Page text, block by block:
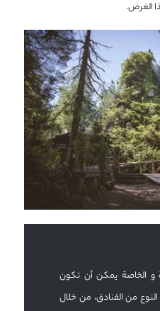
الغرض.
و الخاصة يمكن أن تكون
من الفنادق، من خلال